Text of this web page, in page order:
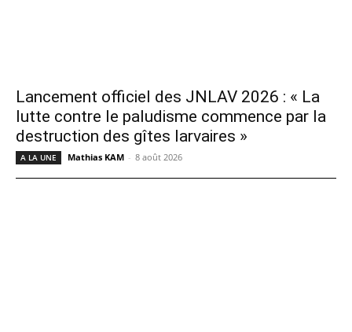
Lancement officiel des JNLAV 2026 : « La
lutte contre le paludisme commence par la
destruction des gîtes larvaires »
A LA UNE Mathias KAM - 8 août 2026